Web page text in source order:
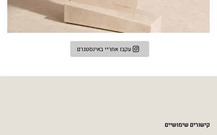
עקבו אחריי באינסטגרם
קישורים שימושיים